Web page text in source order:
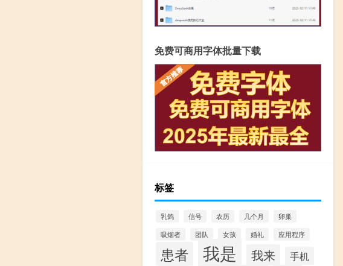
免费可商用字体批量下载
标签
乳鸽 信号 农历 几个月
卵巢
吸烟者
团队 女孩 婚礼 应用程序
患者 我是 我来 手机